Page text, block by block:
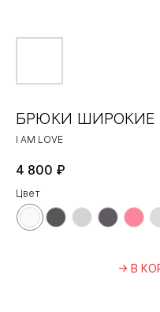
БРЮКИ ШИРОКИЕ
I AM LOVE
4 800 ₽
Цвет
→ В